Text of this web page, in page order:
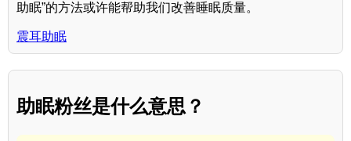
助眠”的方法或许能帮助我们改善睡眠质量。
震耳助眠
助眠粉丝是什么意思？